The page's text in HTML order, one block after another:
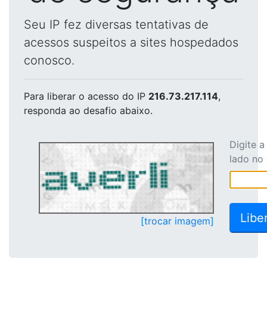
Seu IP fez diversas tentativas de
acessos suspeitos a sites hospedados
conosco.
Para liberar o acesso do IP 216.73.217.114,
responda ao desafio abaixo.
[trocar imagem]
Digite
lado no